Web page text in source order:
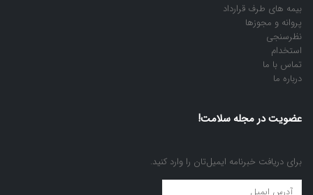
بیمه های طرف قرارداد
پروانه و مجوزها
نظرسنجی
استخدام
تماس با ما
درباره ما
عضویت در مجله سلامت!
برای دریافت خبرنامه ایمیل‌تان را وارد کنید.
عضویت